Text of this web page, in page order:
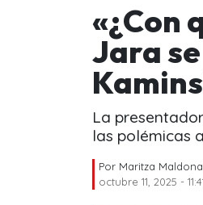
«¿Con
Jara
La
las polémicas
Por Maritza
octubre 11, 2025 -